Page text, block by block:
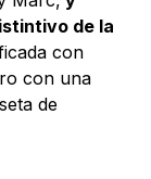
de la
con
con una
de